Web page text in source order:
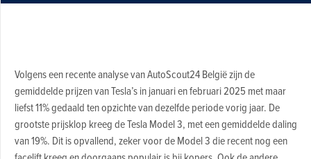
Volgens een recente analyse van AutoScout24 België zijn de
gemiddelde prijzen van Tesla’s in januari en februari 2025 met maar
liefst 11% gedaald ten opzichte van dezelfde periode vorig jaar. De
grootste prijsklop kreeg de Tesla Model 3, met een gemiddelde daling
van 19%. Dit is opvallend, zeker voor de Model 3 die recent nog een